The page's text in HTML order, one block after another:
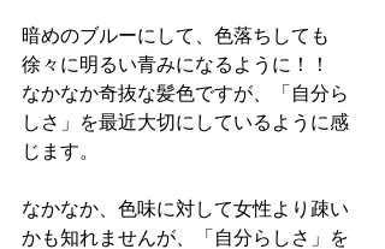
暗めのブルーにして、色落ちしても
徐々に明るい青みになるように！！
なかなか奇抜な髪色ですが、「自分ら
しさ」を最近大切にしているように感
じます。
なかなか、色味に対して女性より疎い
かも知れませんが、「自分らしさ」を